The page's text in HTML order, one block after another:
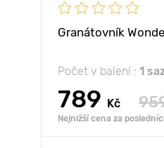
Granátovník
Počet v balení : 1
789 Kč
Nejnižší cena za